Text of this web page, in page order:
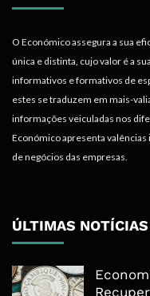
O Económico assegura a sua
única e distinta, cujo valor é a
informativos e formativos de
estes se traduzem em mais-
informações veiculadas nos
Económico apresenta
de negócios das empresas.
ÚLTIMAS NOTÍCIAS